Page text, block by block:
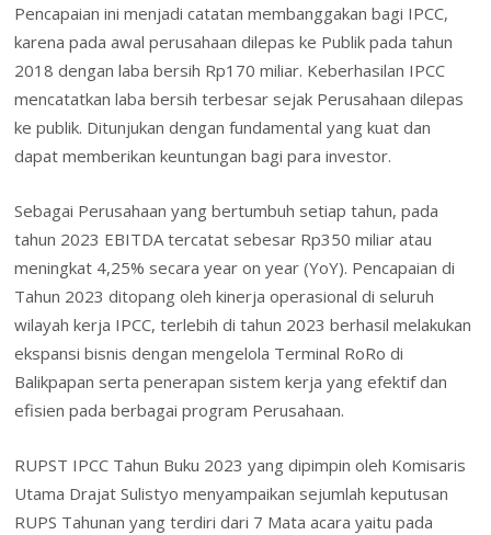
Pencapaian ini menjadi catatan membanggakan bagi IPCC,
karena pada awal perusahaan dilepas ke Publik pada tahun
2018 dengan laba bersih Rp170 miliar. Keberhasilan IPCC
mencatatkan laba bersih terbesar sejak Perusahaan dilepas
ke publik. Ditunjukan dengan fundamental yang kuat dan
dapat memberikan keuntungan bagi para investor.
Sebagai Perusahaan yang bertumbuh setiap tahun, pada
tahun 2023 EBITDA tercatat sebesar Rp350 miliar atau
meningkat 4,25% secara year on year (YoY). Pencapaian di
Tahun 2023 ditopang oleh kinerja operasional di seluruh
wilayah kerja IPCC, terlebih di tahun 2023 berhasil melakukan
ekspansi bisnis dengan mengelola Terminal RoRo di
Balikpapan serta penerapan sistem kerja yang efektif dan
efisien pada berbagai program Perusahaan.
RUPST IPCC Tahun Buku 2023 yang dipimpin oleh Komisaris
Utama Drajat Sulistyo menyampaikan sejumlah keputusan
RUPS Tahunan yang terdiri dari 7 Mata acara yaitu pada